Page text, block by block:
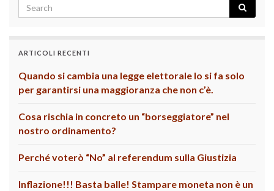
ARTICOLI RECENTI
Quando si cambia una legge elettorale lo si fa solo
per garantirsi una maggioranza che non c’è.
Cosa rischia in concreto un “borseggiatore” nel
nostro ordinamento?
Perché voterò “No” al referendum sulla Giustizia
Inflazione!!! Basta balle! Stampare moneta non è un